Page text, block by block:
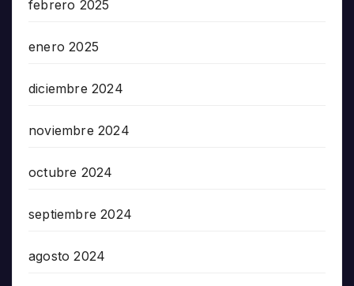
febrero 2025
enero 2025
diciembre 2024
noviembre 2024
octubre 2024
septiembre 2024
agosto 2024